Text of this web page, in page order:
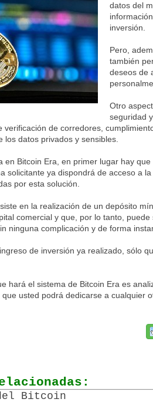
datos del
inversión.
Pero,
también
deseos de
Otro
seguridad
verificación de corredores,
los datos privados y sensibles.
en Bitcoin Era, en primer lugar hay
solicitante ya dispondrá de acceso a
por esta solución.
en la realización de un depósito
comercial y que, por lo tanto,
ninguna complicación y de forma
de inversión ya realizado, sólo
hará el sistema de Bitcoin Era es
usted podrá dedicarse a cualquier
Bitcoin